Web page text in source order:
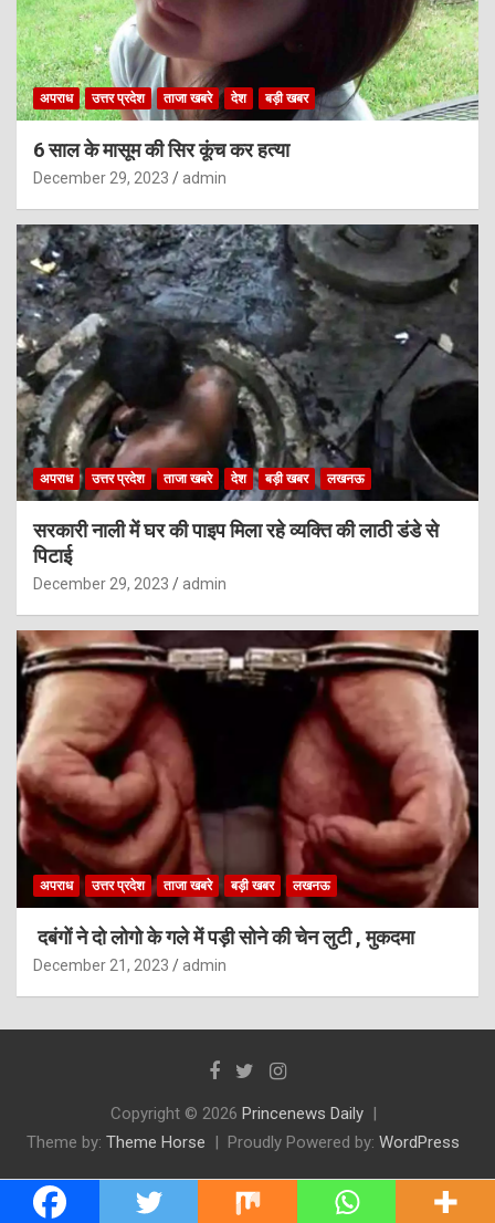
अपराध उत्तर प्रदेश ताजा खबरे देश बड़ी खबर
6 साल के मासूम की सिर कूंच कर हत्या
December 29, 2023 admin
अपराध उत्तर प्रदेश ताजा खबरे देश बड़ी खबर लखनऊ
सरकारी नाली में घर की पाइप मिला रहे व्यक्ति की लाठी डंडे से
पिटाई
December 29, 2023 admin
अपराध उत्तर प्रदेश ताजा खबरे बड़ी खबर लखनऊ
दबंगों ने दो लोगो के गले में पड़ी सोने की चेन लुटी , मुकदमा
December 21, 2023 admin
Copyright © 2026 Princenews Daily
Theme by: Theme Horse Proudly Powered by: WordPress